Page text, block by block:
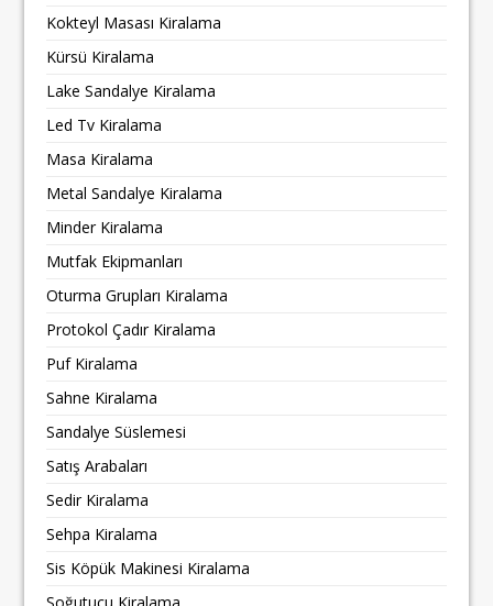
Kokteyl Masası Kiralama
Kürsü Kiralama
Lake Sandalye Kiralama
Led Tv Kiralama
Masa Kiralama
Metal Sandalye Kiralama
Minder Kiralama
Mutfak Ekipmanları
Oturma Grupları Kiralama
Protokol Çadır Kiralama
Puf Kiralama
Sahne Kiralama
Sandalye Süslemesi
Satış Arabaları
Sedir Kiralama
Sehpa Kiralama
Sis Köpük Makinesi Kiralama
Soğutucu Kiralama